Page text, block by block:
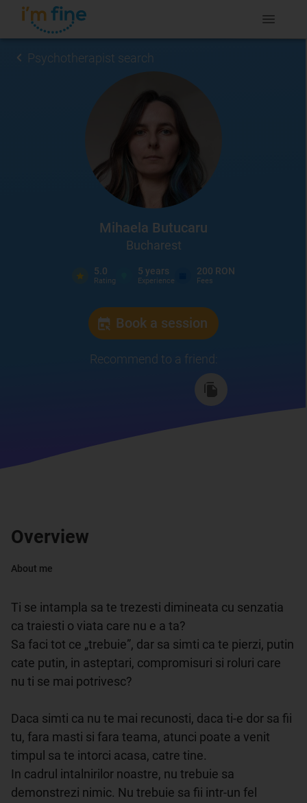
Psychotherapist search
Mihaela Butucaru
Bucharest
5.0
Rating
5 years
Experience
200 RON
Fees
Book a session
Recommend to a friend :
Overview
About me
Ti se intampla sa te trezesti dimineata cu senzatia
ca traiesti o viata care nu e a ta?
Sa faci tot ce „trebuie”, dar sa simti ca te pierzi, putin
cate putin, in asteptari, compromisuri si roluri care
nu ti se mai potrivesc?
Daca simti ca nu te mai recunosti, daca ti-e dor sa fii
tu, fara masti si fara teama, atunci poate a venit
timpul sa te intorci acasa, catre tine.
In cadrul intalnirilor noastre, nu trebuie sa
demonstrezi nimic. Nu trebuie sa fii intr-un fel